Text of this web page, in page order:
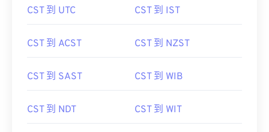
CST 到 UTC CST 到 IST
CST 到 ACST CST 到 NZST
CST 到 SAST CST 到 WIB
CST 到 NDT CST 到 WIT